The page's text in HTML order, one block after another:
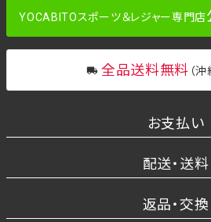
YOCABITOスポーツ＆レジャー専門店
全品送料無料 （
お支払い
配送・送料
返品・交換